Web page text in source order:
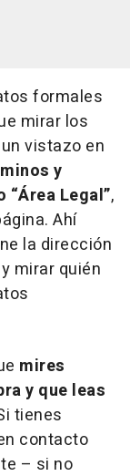
formales
mirar los
vistazo en
y
“Área Legal”,
Ahí
la dirección
mirar quién
mires
y que leas
tienes
contacto
– si no